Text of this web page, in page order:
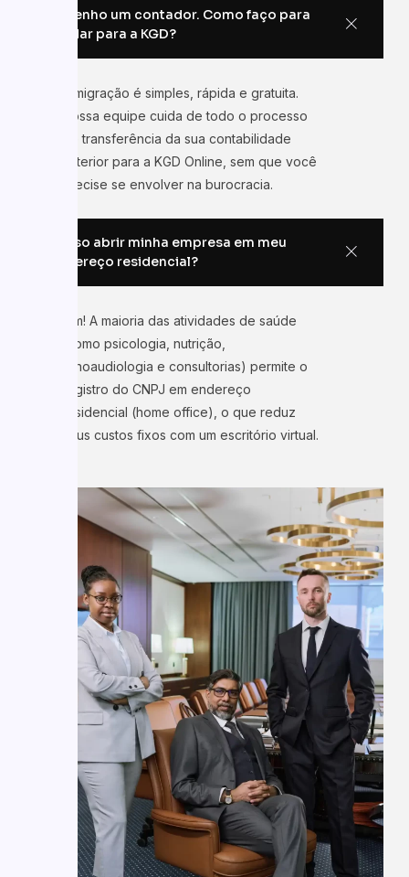
Já tenho um contador. Como faço para
mudar para a KGD?
A migração é simples, rápida e gratuita.
Nossa equipe cuida de todo o processo
de transferência da sua contabilidade
anterior para a KGD Online, sem que você
precise se envolver na burocracia.
Posso abrir minha empresa em meu
endereço residencial?
Sim! A maioria das atividades de saúde
(como psicologia, nutrição,
fonoaudiologia e consultorias) permite o
registro do CNPJ em endereço
residencial (home office), o que reduz
seus custos fixos com um escritório virtual.